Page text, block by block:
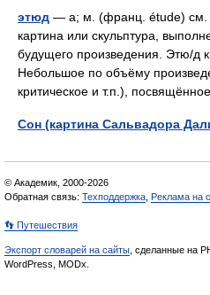
этюд — а; м. (франц. étude) см.
картина или скульптура,
будущего произведения. Этю/д
Небольшое по объёму
критическое и т.п.),
Сон (картина Сальвадора
© Академик, 2000-2026
Обратная связь: Техподдержка Реклама на
👣 Путешествия
Экспорт словарей на сайты , сделанные на
WordPress, MODx.